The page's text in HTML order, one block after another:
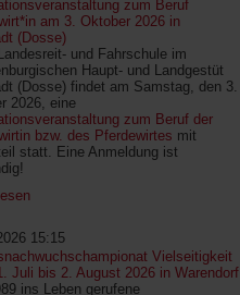
zum Beruf
am 3. Oktober 2026 in
(Dosse)
und Fahrschule im
Haupt- und Landgestüt
(Dosse) findet am Samstag, den 3.
2026, eine
zum Beruf der
bzw. des Pferdewirtes mit
statt. Eine Anmeldung ist
15:15
Vielseitigkeit
Juli bis 2. August 2026 in Warendorf
ins Leben gerufene